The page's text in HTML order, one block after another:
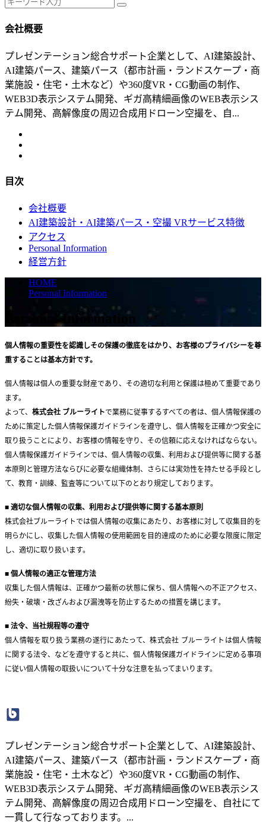
会社概要
プレゼンテーション総合サポート企業として、AI建築設計、
AI建築パース、建築パース（都市計画・ランドスケープ・商
業施設・住宅・土木など）や360度VR・CG動画の制作、
WEB3D表示システム開発、ギガ高精細画像のWEB表示シス
テム開発、高解像度の周辺合成用ドローン空撮を、自...
目次
会社概要
AI建築設計・AI建築パース・空撮 VRサービス特徴
アクセス
Personal Information
経営方針
HOME
Personal Information
Personal Information
個人情報の重要性を認識しその保護の徹底をはかり、お客様のプライバシーを尊
重することは基本方針です。
個人情報は個人の重要な財産であり、その適切な利用と保護は極めて重要であり
ます。
よって、 株式会社 ブルーライトで業務に従事するすべての者は、個人情報保護の
ために策定した個人情報保護ガイドラインを遵守し、個人情報を正確かつ安全に
取り扱うことにより、お客様の情報を守り、その信頼に応えなければならない。
個人情報保護ガイドラインでは、個人情報の収集、利用および提供等に関する基
本原則と管理方法ならびに必要な組織体制、さらには実効性を持たせる手段とし
て、教育・訓練、監査等について以下のとおり規定しております。
■ 適切な個人情報の収集、利用および提供等に関する基本原則
株式会社ブルーライト では個人情報の収集にあたり、お客様に対して収集目的を
明らかにし、収集した個人情報の使用範囲を目的達成のために必要な限度に限定
し、適切に取り扱います。
■ 個人情報の適正な管理方法
収集した個人情報は、正確かつ最新の状態に保ち、個人情報への不正アクセス、
紛失・破壊・改ざんおよび漏洩等を防止するための措置を講じます。
■ 法令、当社規程等の遵守
個人情報を取り扱う業務の遂行にあたって、株式会社 ブルーライトは個人情報
に関する法令、などを遵守すると共に、個人情報保護ガイドラインに定める事項
に従い個人情報の取扱いについて十分な注意を払ってまいります。
プレゼンテーション総合サポート企業として、AI建築設計、
AI建築パース、建築パース（都市計画・ランドスケープ・商
業施設・住宅・土木など）や360度VR・CG動画の制作、
WEB3D表示システム開発、ギガ高精細画像のWEB表示シス
テム開発、高解像度の周辺合成用ドローン空撮を、自社にて
一貫して行なっております。...